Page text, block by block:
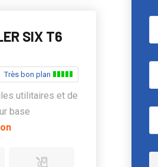
SIX T6
Très bon plan
utilitaires et de
base